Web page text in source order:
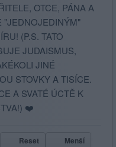
OTCE, PÁNA A
"JEDNOJEDINÝM"
(P.S. TATO
JUDAISMUS,
JINÉ
STOVKY A TISÍCE.
A SVATÉ ÚCTĚ K
❤️
Reset
Menší